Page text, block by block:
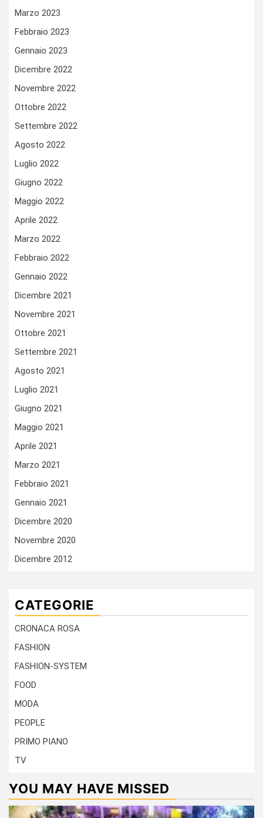
Marzo 2023
Febbraio 2023
Gennaio 2023
Dicembre 2022
Novembre 2022
Ottobre 2022
Settembre 2022
Agosto 2022
Luglio 2022
Giugno 2022
Maggio 2022
Aprile 2022
Marzo 2022
Febbraio 2022
Gennaio 2022
Dicembre 2021
Novembre 2021
Ottobre 2021
Settembre 2021
Agosto 2021
Luglio 2021
Giugno 2021
Maggio 2021
Aprile 2021
Marzo 2021
Febbraio 2021
Gennaio 2021
Dicembre 2020
Novembre 2020
Dicembre 2012
CATEGORIE
CRONACA ROSA
FASHION
FASHION-SYSTEM
FOOD
MODA
PEOPLE
PRIMO PIANO
TV
YOU MAY HAVE MISSED